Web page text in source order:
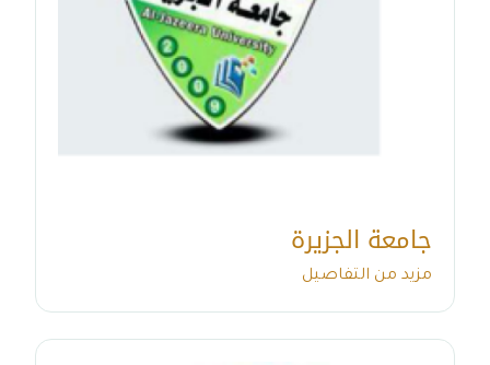
جامعة الجزيرة
مزيد من التفاصيل